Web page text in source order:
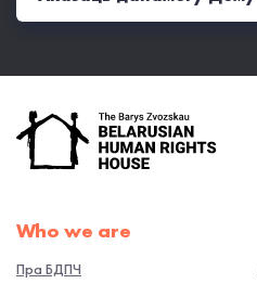
Who we are
Пра БДПЧ